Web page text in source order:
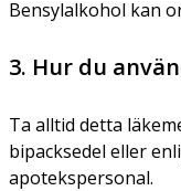
Bensylalkohol kan
3. Hur du
Ta alltid detta
bipacksedel eller
apotekspersonal.